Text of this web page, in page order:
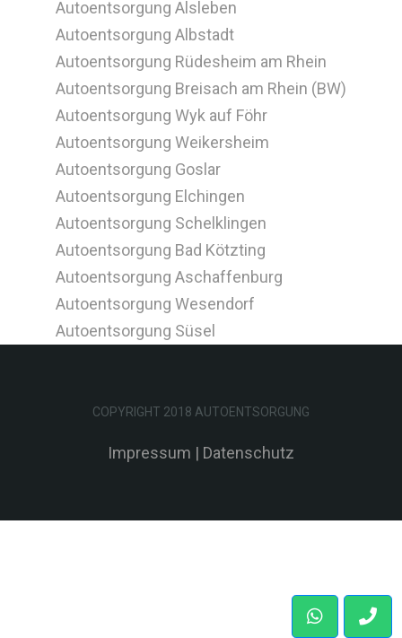
Autoentsorgung Alsleben
Autoentsorgung Albstadt
Autoentsorgung Rüdesheim am Rhein
Autoentsorgung Breisach am Rhein (BW)
Autoentsorgung Wyk auf Föhr
Autoentsorgung Weikersheim
Autoentsorgung Goslar
Autoentsorgung Elchingen
Autoentsorgung Schelklingen
Autoentsorgung Bad Kötzting
Autoentsorgung Aschaffenburg
Autoentsorgung Wesendorf
Autoentsorgung Süsel
COPYRIGHT 2018 AUTOENTSORGUNG
Impressum | Datenschutz